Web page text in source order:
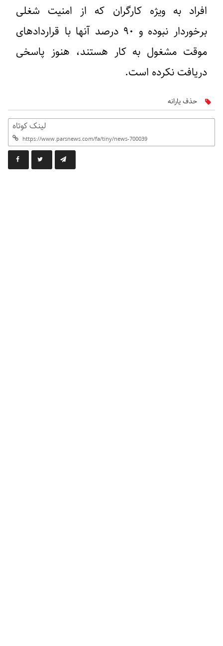
افراد به ویژه کارگران که از امنیت شغلی
برخوردار نبوده و ۹۰ درصد آنها با قراردادهای
موقت مشغول به کار هستند، هنوز پاسخی
دریافت نکرده است.
حذف يارانه
لینک کوتاه